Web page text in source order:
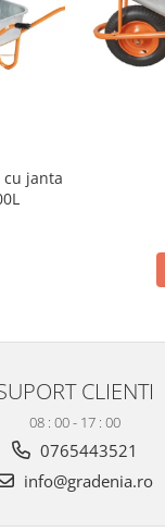
CLIENTI
08 : 00 - 17 : 00
0765443521
info@gradenia.ro